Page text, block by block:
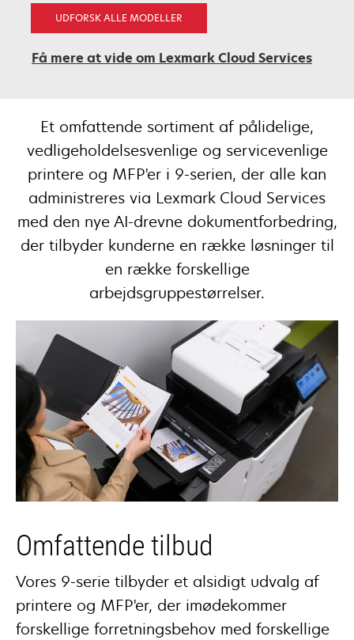
UDFORSK ALLE MODELLER
Få mere at vide om Lexmark Cloud Services
Et omfattende sortiment af pålidelige,
vedligeholdelsesvenlige og servicevenlige
printere og MFP'er i 9-serien, der alle kan
administreres via Lexmark Cloud Services
med den nye AI-drevne dokumentforbedring,
der tilbyder kunderne en række løsninger til
en række forskellige
arbejdsgruppestørrelser.
Omfattende tilbud
Vores 9-serie tilbyder et alsidigt udvalg af
printere og MFP'er, der imødekommer
forskellige forretningsbehov med forskellige